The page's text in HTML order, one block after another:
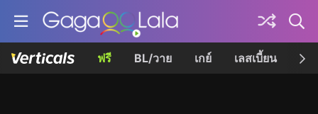
ฟรี BL/วาย เกย์ เลสเบี้ยน เค